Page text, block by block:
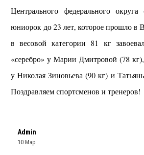
Центрального федерального
юниорок до 23 лет, которое прошло в
в весовой категории 81 кг
«серебро» у Марии Дмитровой (78
у Николая Зиновьева (90 кг) и
Поздравляем спортсменов и тренеров!
Admin
10 Мар